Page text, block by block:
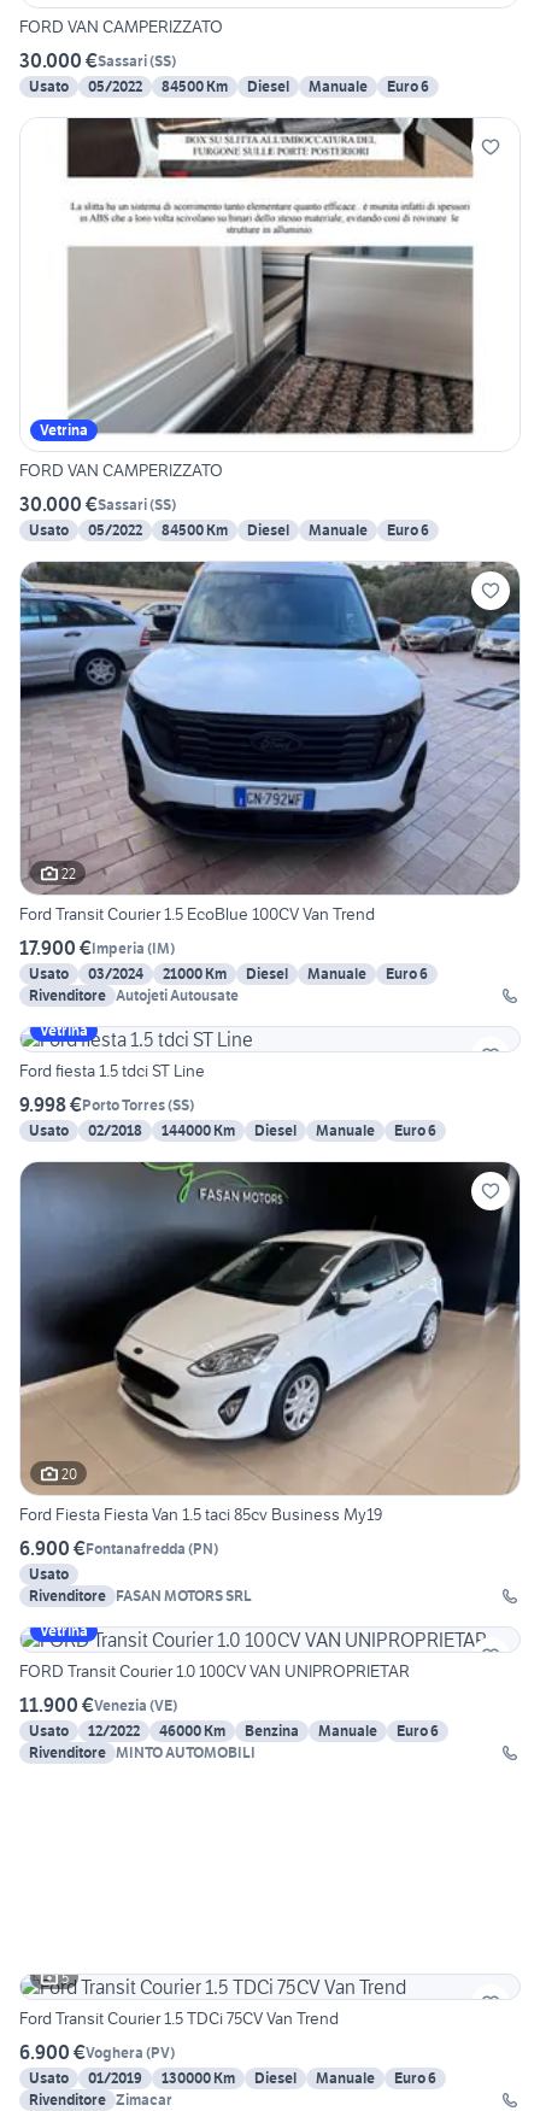
FORD VAN CAMPERIZZATO
30.000 €Sassari(SS)
Usato
05/2022 84500 Km Diesel Manuale Euro 6
Vetrina
FORD VAN CAMPERIZZATO
30.000 €Sassari(SS)
Usato
05/2022 84500 Km Diesel Manuale Euro 6
22
Ford Transit Courier 1.5 EcoBlue 100CV Van Trend
17.900 €Imperia (IM)
Usato
03/2024 21000 Km Diesel Manuale
Euro 6
Rivenditore Autojeti Autousate
Vetrina
Ford fiesta 1.5 tdci ST Line
9.998 €Porto Torres(SS)
Usato
02/2018 144000 Km Diesel Manuale Euro 6
20
Ford Fiesta Fiesta Van 1.5 taci 85cv Business My19
6.900 €Fontanafredda (PN)
Usato
Rivenditore FASAN MOTORS SRL
Vetrina
FORD Transit Courier 1.0 100CV VAN UNIPROPRIETAR
11.900 €Venezia (VE)
Usato
12/2022 46000 Km Benzina Manuale
Euro 6
Rivenditore MINTO AUTOMOBILI
5
Ford Transit Courier 1.5 TDCi 75CV Van Trend
6.900 €Voghera (PV)
Usato
01/2019 130000 Km Diesel Manuale
Euro 6
Rivenditore Zimacar